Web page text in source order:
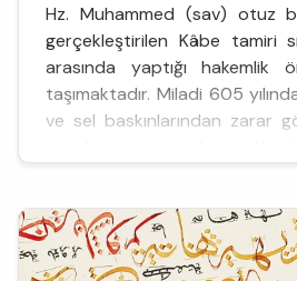
Hz. Muhammed (sav) otuz
gerçekleştirilen Kâbe tamiri
arasında yaptığı hakemlik
taşımaktadır. Miladi 605
ve sel baskınlarından zarar
göre gemi ...